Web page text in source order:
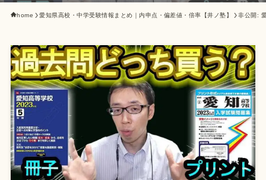
home 愛知県高校・中学受験情報まとめ｜内申点・偏差値・倍率【井ノ塾】 非公開: